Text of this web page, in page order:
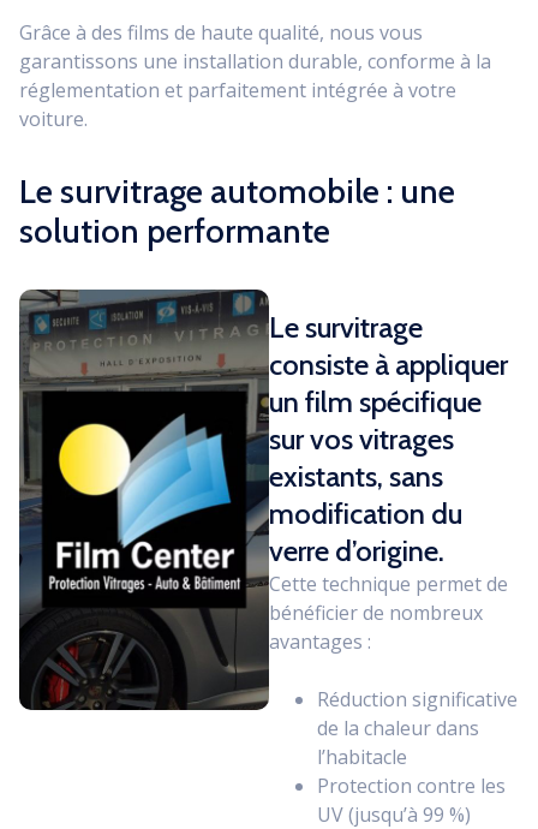
Grâce à des films de haute qualité, nous vous
garantissons une installation durable, conforme à la
réglementation et parfaitement intégrée à votre
voiture.
Le survitrage automobile : une
solution performante
Le survitrage
consiste à appliquer
un film spécifique
sur vos vitrages
existants, sans
modification du
verre d’origine.
Cette technique permet de
bénéficier de nombreux
avantages :
Réduction significative
de la chaleur dans
l’habitacle
Protection contre les
UV (jusqu’à 99 %)